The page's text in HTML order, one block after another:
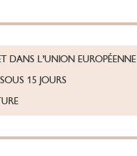
DANS L’UNION EUROPÉENNE
15 JOURS